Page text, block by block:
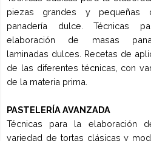
La cocina creativa y
vanguardia.
FRANCÉS TÉCNICO
Características
regiones francesas y de
vinculado a las materias
utensilios, las recetas,